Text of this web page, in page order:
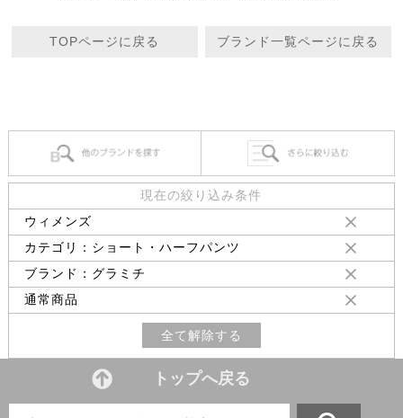
TOPページに戻る ブランド一覧ページに戻る
現在の絞り込み条件
ウィメンズ
カテゴリ：ショート・ハーフパンツ
ブランド：グラミチ
通常商品
全て解除する
トップへ戻る